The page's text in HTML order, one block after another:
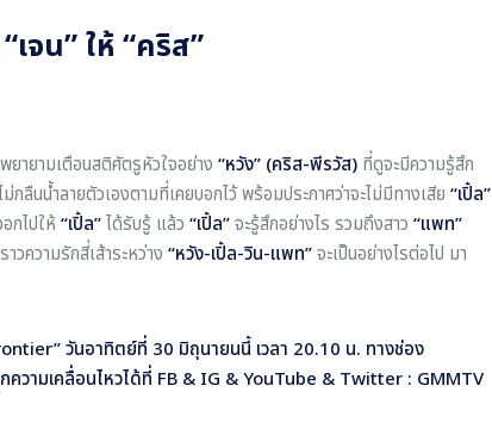
จน” ให้ “คริส”
ยายามเตือนสติศัตรูหัวใจอย่าง “หวัง” (คริส-พีรวัส) ที่ดูจะมีความรู้สึก
ลืนน้ำลายตัวเองตามที่เคยบอกไว้พร้อมประกาศว่าจะไม่มีทางเสีย “เปิ้ล”
กไปให้ “เปิ้ล”ได้รับรู้ แล้ว “เปิ้ล”จะรู้สึกอย่างไร รวมถึงสาว “แพท”
าวความรักสี่เส้าระหว่าง “หวัง-เปิ้ล-วิน-แพท”จะเป็นอย่างไรต่อไป มา
วันอาทิตย์ที่ 30 มิถุนายนนี้ เวลา 20.10 น. ทางช่อง
ความเคลื่อนไหวได้ที่ FB & IG & YouTube & Twitter : GMMTV